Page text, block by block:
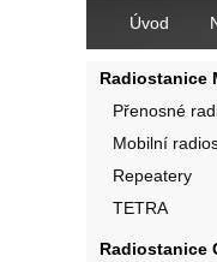
Radiostanice
Přenosné
Mobilní
Repeatery
TETRA
Radiostanice
Úvod